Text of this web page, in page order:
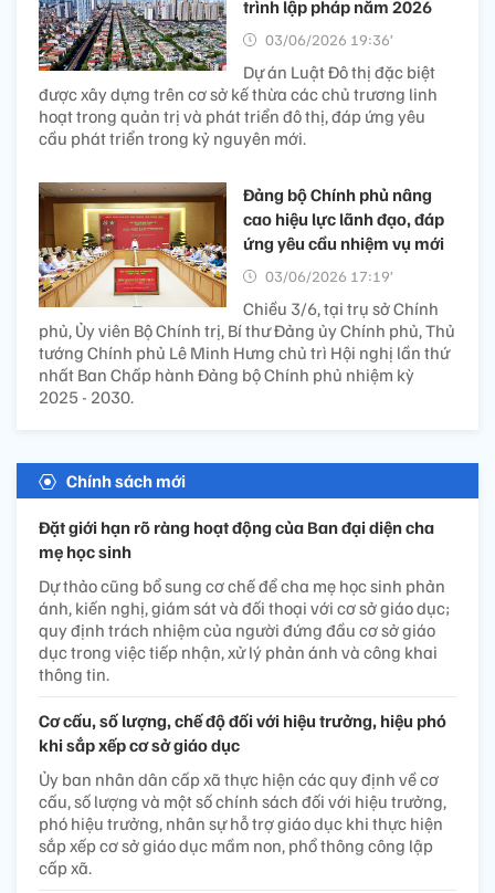
trình lập pháp năm 2026
03/06/2026 19:36’
Dự án Luật Đô thị đặc biệt
được xây dựng trên cơ sở kế thừa các chủ trương linh
hoạt trong quản trị và phát triển đô thị, đáp ứng yêu
cầu phát triển trong kỷ nguyên mới.
Đảng bộ Chính phủ nâng
cao hiệu lực lãnh đạo, đáp
ứng yêu cầu nhiệm vụ mới
03/06/2026 17:19’
Chiều 3/6, tại trụ sở Chính
phủ, Ủy viên Bộ Chính trị, Bí thư Đảng ủy Chính phủ, Thủ
tướng Chính phủ Lê Minh Hưng chủ trì Hội nghị lần thứ
nhất Ban Chấp hành Đảng bộ Chính phủ nhiệm kỳ
2025 - 2030.
Chính sách mới
Đặt giới hạn rõ ràng hoạt động của Ban đại diện cha
mẹ học sinh
Dự thảo cũng bổ sung cơ chế để cha mẹ học sinh phản
ánh, kiến nghị, giám sát và đối thoại với cơ sở giáo dục;
quy định trách nhiệm của người đứng đầu cơ sở giáo
dục trong việc tiếp nhận, xử lý phản ánh và công khai
thông tin.
Cơ cấu, số lượng, chế độ đối với hiệu trưởng, hiệu phó
khi sắp xếp cơ sở giáo dục
Ủy ban nhân dân cấp xã thực hiện các quy định về cơ
cấu, số lượng và một số chính sách đối với hiệu trưởng,
phó hiệu trưởng, nhân sự hỗ trợ giáo dục khi thực hiện
sắp xếp cơ sở giáo dục mầm non, phổ thông công lập
cấp xã.